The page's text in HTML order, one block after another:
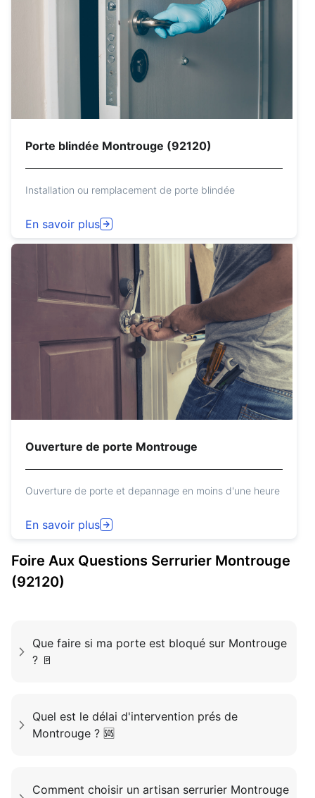
Porte blindée Montrouge (92120)
Installation ou remplacement de porte blindée
En savoir plus
Ouverture de porte Montrouge
Ouverture de porte et depannage en moins d'une heure
En savoir plus
Foire Aux Questions Serrurier Montrouge
(92120)
Que faire si ma porte est bloqué sur Montrouge
? 🚪
Quel est le délai d'intervention prés de
Montrouge ? 🆘
Comment choisir un artisan serrurier Montrouge